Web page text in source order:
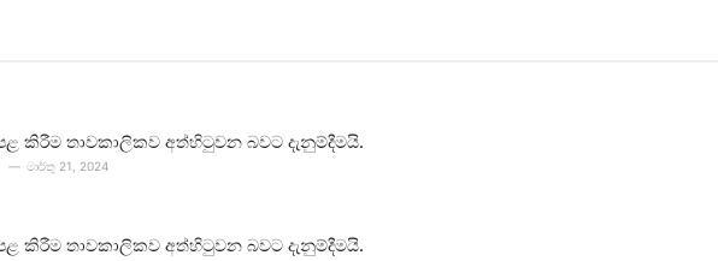
කිරීම තාවකාලිකව අත්හිටුවන බවට දැනුම්දීමයි.
මාර්තු 21, 2024
කිරීම තාවකාලිකව අත්හිටුවන බවට දැනුම්දීමයි.